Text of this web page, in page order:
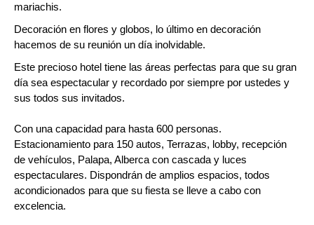
mariachis.
Decoración en flores y globos, lo último en decoración
hacemos de su reunión un día inolvidable.
Este precioso hotel tiene las áreas perfectas para que su gran
día sea espectacular y recordado por siempre por ustedes y
sus todos sus invitados.
Con una capacidad para hasta 600 personas.
Estacionamiento para 150 autos, Terrazas, lobby, recepción
de vehículos, Palapa, Alberca con cascada y luces
espectaculares. Dispondrán de amplios espacios, todos
acondicionados para que su fiesta se lleve a cabo con
excelencia.